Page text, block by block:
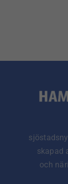
skapad
och